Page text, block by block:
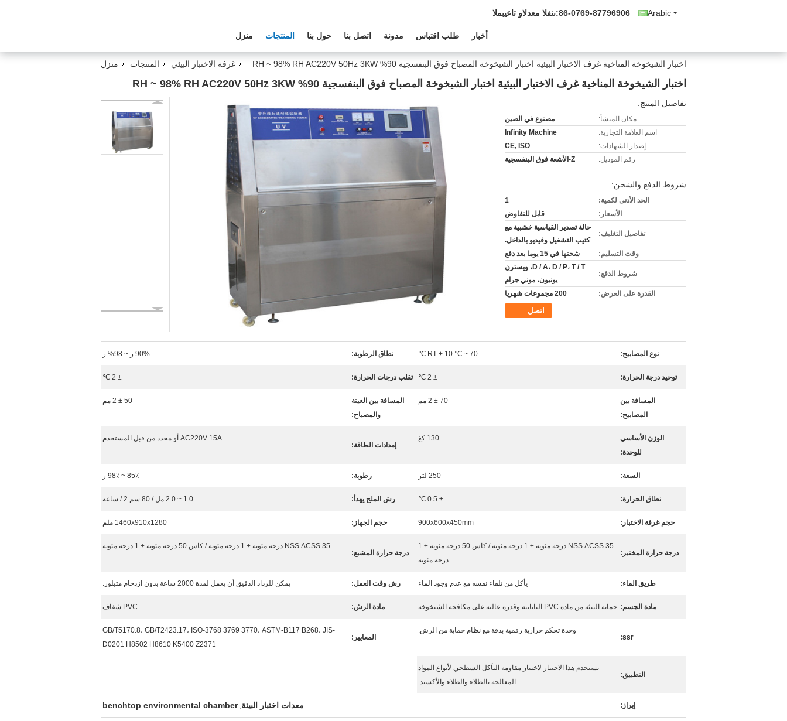
Arabic المبيعات والدعم الفنى:86-0769-87796906
منزل المنتجات حول بنا اتصل بنا مدونة طلب اقتباس أخبار
منزل المنتجات غرفة الاختبار البيئي اختبار الشيخوخة المناخية غرف الاختبار البيئية اختبار الشيخوخة المصباح فوق البنفسجية 90% RH ~ 98% RH AC220V 50Hz 3KW
اختبار الشيخوخة المناخية غرف الاختبار البيئية اختبار الشيخوخة المصباح فوق البنفسجية 90% RH ~ 98% RH AC220V 50Hz 3KW
تفاصيل المنتج:
مكان المنشأ:
مصنوع في الصين
اسم العلامة التجارية:
Infinity Machine
إصدار الشهادات:
CE, ISO
رقم الموديل:
Z-الأشعة فوق البنفسجية
شروط الدفع والشحن:
الحد الأدنى لكمية:
1
الأسعار:
قابل للتفاوض
تفاصيل التغليف:
حالة تصدير القياسية خشبية مع
كتيب التشغيل وفيديو بالداخل.
وقت التسليم:
شحنها في 15 يوما بعد دفع
شروط الدفع:
D / A، D / P، T / T، ويسترن
يونيون، موني جرام
القدرة على العرض:
200 مجموعات شهريا
اتصل
نوع المصابيح: RT + 10 ℃ ~ 70 ℃ نطاق الرطوبة: 90% ر ~ 98% ر
توحيد درجة الحرارة: ± 2 ℃ تقلب درجات الحرارة: ± 2 ℃
المسافة بين
المصابيح:
70 ± 2 مم
المسافة بين العينة
والمصباح:
50 ± 2 مم
الوزن الأساسي
للوحدة:
130 كغ
إمدادات الطاقة:
AC220V 15A أو محدد من قبل المستخدم
السعة: 250 لتر رطوبة: 85٪ ~ 98٪ ر
نطاق الحرارة: ± 0.5 ℃ رش الملح يهدأ: 1.0 ~ 2.0 مل / 80 سم 2 / ساعة
حجم غرفة الاختبار: 900x600x450mm حجم الجهاز: 1460x910x1280 ملم
درجة حرارة المختبر:
NSS.ACSS 35 درجة مئوية ± 1 درجة مئوية / كاس 50 درجة مئوية ± 1
درجة مئوية
درجة حرارة المشبع:
NSS.ACSS 35 درجة مئوية ± 1 درجة مئوية / كاس 50 درجة مئوية ± 1 درجة مئوية
طريق الماء: يأكل من تلقاء نفسه مع عدم وجود الماء رش وقت العمل: يمكن للرذاذ الدقيق أن يعمل لمدة 2000 ساعة بدون ازدحام متبلور.
مادة الجسم: حماية البيئة من مادة PVC اليابانية وقدرة عالية على مكافحة الشيخوخة مادة الرش: PVC شفاف
ssr:
وحدة تحكم حرارية رقمية بدقة مع نظام حماية من الرش.
المعايير:
GB/T5170.8، GB/T2423.17، ISO-3768 3769 3770، ASTM-B117 B268، JIS-
D0201 H8502 H8610 K5400 Z2371
التطبيق:
يستخدم هذا الاختبار لاختبار مقاومة التآكل السطحي لأنواع المواد
المعالجة بالطلاء والطلاء والأكسيد.
إبراز: معدات اختبار البيئة,
benchtop environmental chamber